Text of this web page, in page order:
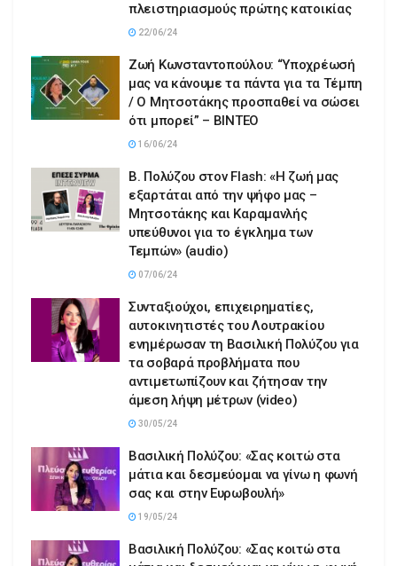
πλειστηριασμούς πρώτης κατοικίας
22/06/24
Ζωή Κωνσταντοπούλου: “Υποχρέωσή
μας να κάνουμε τα πάντα για τα Τέμπη
/ Ο Μητσοτάκης προσπαθεί να σώσει
ότι μπορεί” – ΒΙΝΤΕΟ
16/06/24
Β. Πολύζου στον Flash: «Η ζωή μας
εξαρτάται από την ψήφο μας –
Μητσοτάκης και Καραμανλής
υπεύθυνοι για το έγκλημα των
Τεμπών» (audio)
07/06/24
Συνταξιούχοι, επιχειρηματίες,
αυτοκινητιστές του Λουτρακίου
ενημέρωσαν τη Βασιλική Πολύζου για
τα σοβαρά προβλήματα που
αντιμετωπίζουν και ζήτησαν την
άμεση λήψη μέτρων (video)
30/05/24
Βασιλική Πολύζου: «Σας κοιτώ στα
μάτια και δεσμεύομαι να γίνω η φωνή
σας και στην Ευρωβουλή»
19/05/24
Βασιλική Πολύζου: «Σας κοιτώ στα